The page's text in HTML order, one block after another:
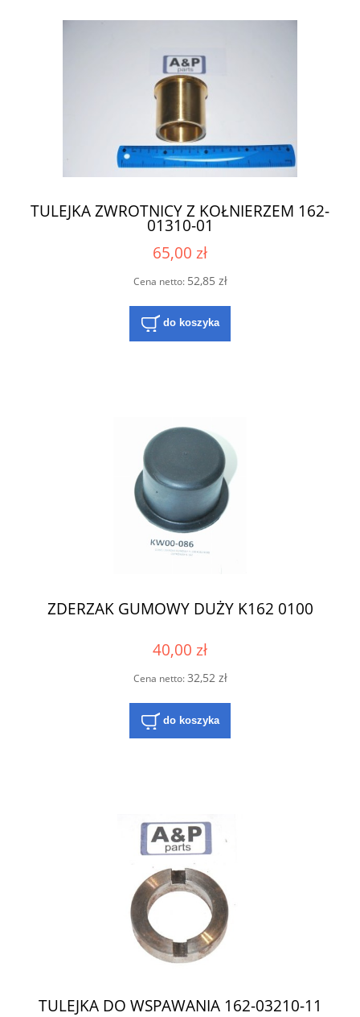
TULEJKA ZWROTNICY Z KOŁNIERZEM 162-
01310-01
65,00 zł
Cena netto: 52,85 zł
do koszyka
ZDERZAK GUMOWY DUŻY K162 0100
40,00 zł
Cena netto:32,52 zł
do koszyka
TULEJKA DO WSPAWANIA 162-03210-11